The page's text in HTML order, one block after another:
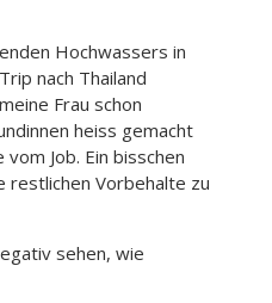
Hochwassers in
nach Thailand
Frau schon
heiss gemacht
Job. Ein bisschen
Vorbehalte zu
sehen, wie